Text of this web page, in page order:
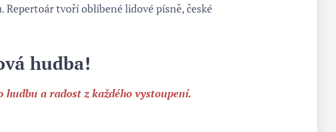
tvoří oblíbené lidové písně, české
hudba!
a radost z každého vystoupení.